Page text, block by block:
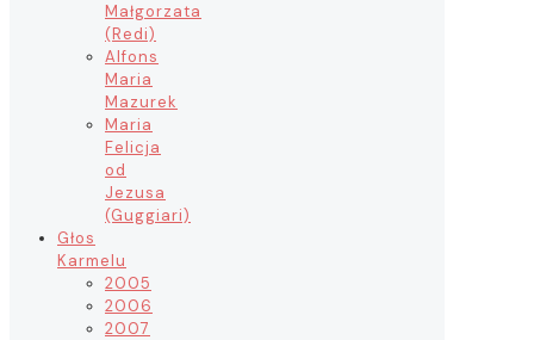
Małgorzata
(Redi)
Alfons
Maria
Mazurek
Maria
Felicja
od
Jezusa
(Guggiari)
Głos
Karmelu
2005
2006
2007